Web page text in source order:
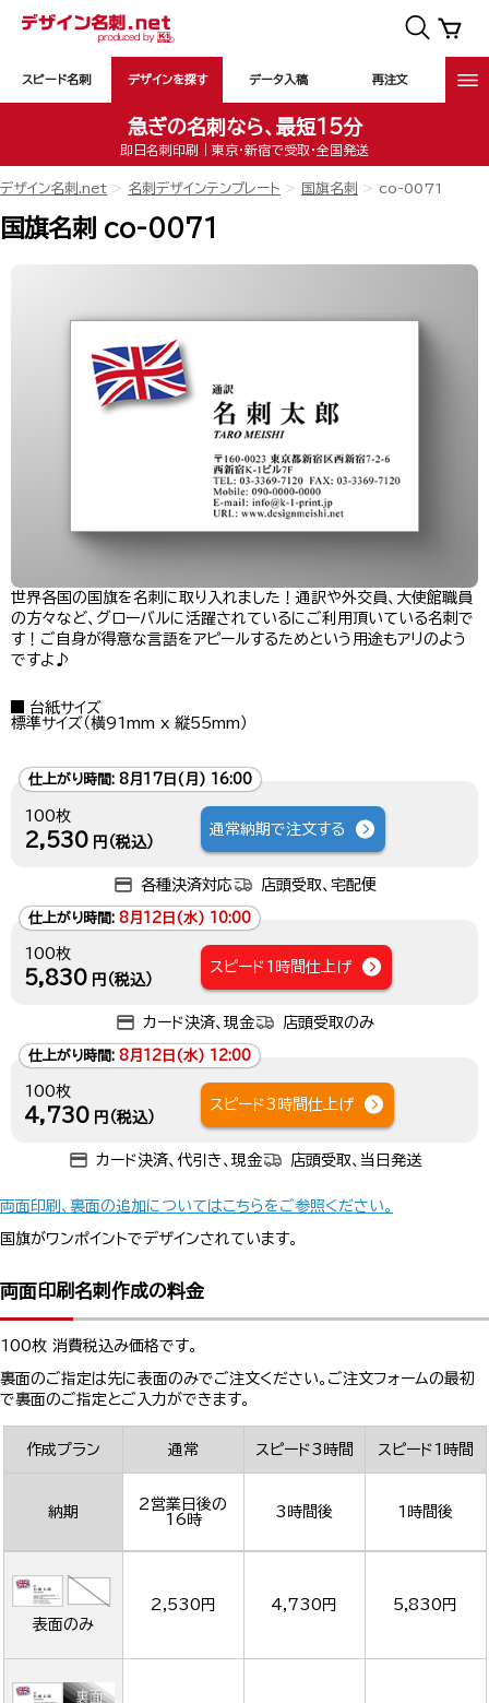
スピード名刺 デザインを探す データ入稿 再注文
急ぎの名刺なら、最短15分
即日名刺印刷｜東京・新宿で受取・全国発送
デザイン名刺.net 名刺デザインテンプレート 国旗名刺 co-0071
国旗名刺 co-0071
世界各国の国旗を名刺に取り入れました！通訳や外交員、大使館職員
の方々など、グローバルに活躍されているにご利用頂いている名刺で
す！ご自身が得意な言語をアピールするためという用途もアリのよう
ですよ♪
台紙サイズ
標準サイズ（横91mm x 縦55mm）
仕上がり時間: 8月17日(月) 16:00
100枚
2,530 円（税込）
通常納期で注文する
各種決済対応 店頭受取、宅配便
仕上がり時間: 8月12日(水) 10:00
100枚
5,830 円（税込）
スピード1時間仕上げ
カード決済、現金 店頭受取のみ
仕上がり時間: 8月12日(水) 12:00
100枚
4,730 円（税込）
スピード3時間仕上げ
カード決済、代引き、現金 店頭受取、当日発送
両面印刷、裏面の追加についてはこちらをご参照ください。
国旗がワンポイントでデザインされています。
両面印刷名刺作成の料金
100枚 消費税込み価格です。
裏面のご指定は先に表面のみでご注文ください。ご注文フォームの最初
で裏面のご指定とご入力ができます。
作成プラン 通常 スピード3時間 スピード1時間
納期
2営業日後の
16時
3時間後 1時間後
表面のみ
2,530円 4,730円 5,830円